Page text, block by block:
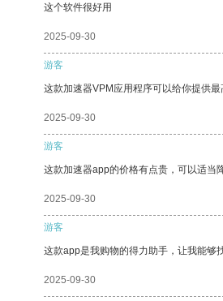
这个软件很好用
2025-09-30
游客
这款加速器VPM应用程序可以给你提供
2025-09-30
游客
这款加速器app的价格有点贵，可以适当
2025-09-30
游客
这款app是我购物的得力助手，让我能够
2025-09-30